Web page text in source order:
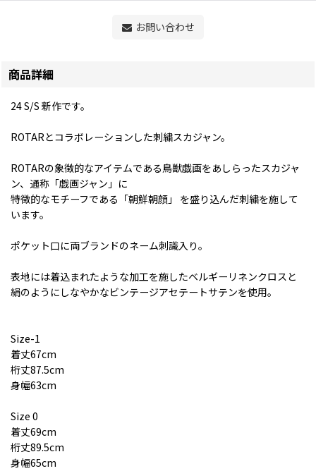
お問い合わせ
商品詳細
24 S/S 新作です。
ROTARとコラボレーションした刺繍スカジャン。
ROTARの象徴的なアイテムである鳥獣戯画をあしらったスカジャ
ン、通称「戯画ジャン」に
特徴的なモチーフである「朝鮮朝顔」 を盛り込んだ刺繍を施して
います。
ポケット口に両ブランドのネーム刺識入り。
表地には着込まれたような加工を施したベルギーリネンクロスと
絹のようにしなやかなビンテージアセテートサテンを使用。
Size-1
着丈67cm
桁丈87.5cm
身幅63cm
Size 0
着丈69cm
桁丈89.5cm
身幅65cm